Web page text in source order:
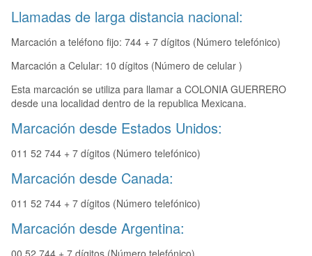
Llamadas de larga distancia nacional:
Marcación a teléfono fijo: 744 + 7 dígitos (Número telefónico)
Marcación a Celular: 10 dígitos (Número de celular )
Esta marcación se utiliza para llamar a COLONIA GUERRERO
desde una localidad dentro de la republica Mexicana.
Marcación desde Estados Unidos:
011 52 744 + 7 dígitos (Número telefónico)
Marcación desde Canada:
011 52 744 + 7 dígitos (Número telefónico)
Marcación desde Argentina: